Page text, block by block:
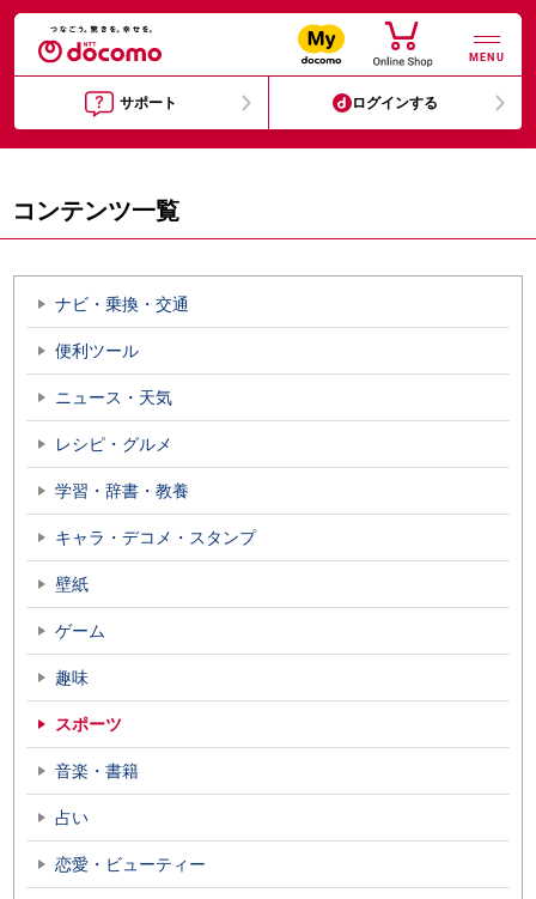
MENU
サポート ログインする
コンテンツ一覧
ナビ・乗換・交通
便利ツール
ニュース・天気
レシピ・グルメ
学習・辞書・教養
キャラ・デコメ・スタンプ
壁紙
ゲーム
趣味
スポーツ
音楽・書籍
占い
恋愛・ビューティー